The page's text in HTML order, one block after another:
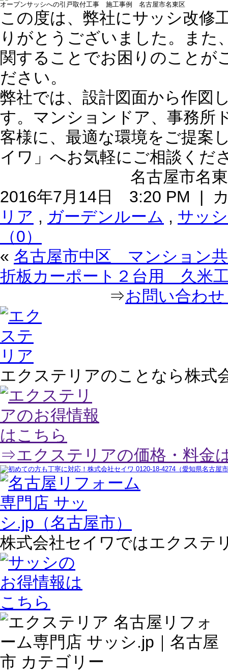
オープンサッシへの引戸取付工事 施工事例 名古屋市名東区
この度は、弊社にサッシ改修
りがとうございました。また
関することでお困りのことが
ださい。
弊社では、設計図面から作図
す。マンションドア、事務所
客様に、最適な環境をご提案
イワ」へお気軽にご相談くだ
名古屋市名
2016年7月14日 3:20 PM |
リア , ガーデンルーム , サッシ
（0）
« 名古屋市中区 マンション
折板カーポート２台用 久米
⇒お問い合わ
エクステリアのことなら株式
⇒エクステリアの価格・料金
株式会社セイワではエクステ